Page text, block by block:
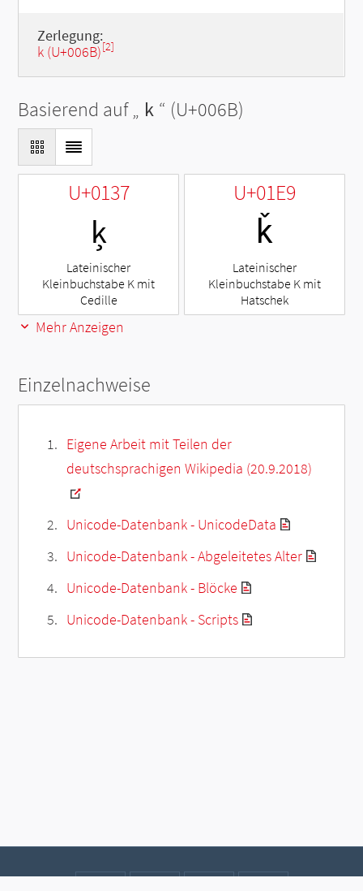
Zerlegung:
k (U+006B)[2]
Basierend auf „ k “ (U+006B)
U+0137
ķ
Lateinischer
Kleinbuchstabe K mit
Cedille
U+01E9
ǩ
Lateinischer
Kleinbuchstabe K mit
Hatschek
Mehr Anzeigen
Einzelnachweise
Eigene Arbeit mit Teilen der
deutschsprachigen Wikipedia (20.9.2018)
Unicode-Datenbank - UnicodeData
Unicode-Datenbank - Abgeleitetes Alter
Unicode-Datenbank - Blöcke
Unicode-Datenbank - Scripts